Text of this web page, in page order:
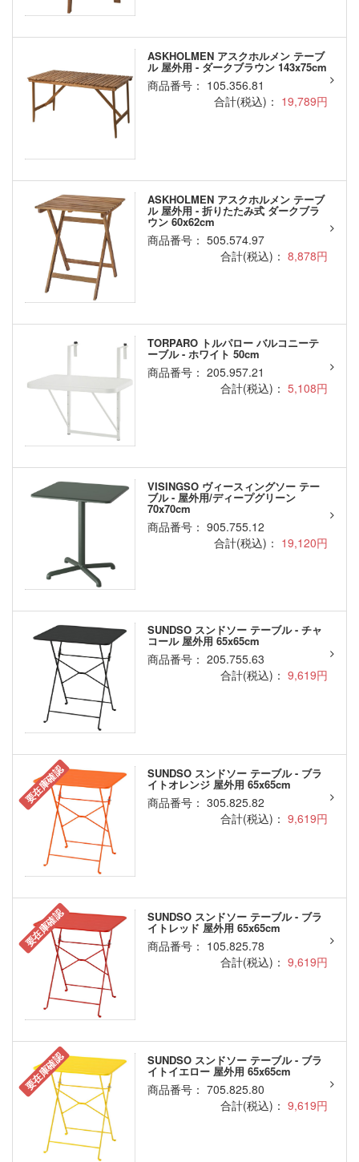
ASKHOLMEN アスクホルメン テーブ
ル 屋外用 - ダークブラウン 143x75cm
商品番号： 105.356.81
合計(税込)： 19,789円
ASKHOLMEN アスクホルメン テーブ
ル 屋外用 - 折りたたみ式 ダークブラ
ウン 60x62cm
商品番号： 505.574.97
合計(税込)： 8,878円
TORPARO トルパロー バルコニーテ
ーブル - ホワイト 50cm
商品番号： 205.957.21
合計(税込)： 5,108円
VISINGSO ヴィースィングソー テー
ブル - 屋外用/ディープグリーン
70x70cm
商品番号： 905.755.12
合計(税込)： 19,120円
SUNDSO スンドソー テーブル - チャ
コール 屋外用 65x65cm
商品番号： 205.755.63
合計(税込)： 9,619円
要在庫確認 SUNDSO スンドソー テーブル - ブラ
イトオレンジ 屋外用 65x65cm
商品番号： 305.825.82
合計(税込)： 9,619円
要在庫確認 SUNDSO スンドソー テーブル - ブラ
イトレッド 屋外用 65x65cm
商品番号： 105.825.78
合計(税込)： 9,619円
要在庫確認 SUNDSO スンドソー テーブル - ブラ
イトイエロー 屋外用 65x65cm
商品番号： 705.825.80
合計(税込)： 9,619円